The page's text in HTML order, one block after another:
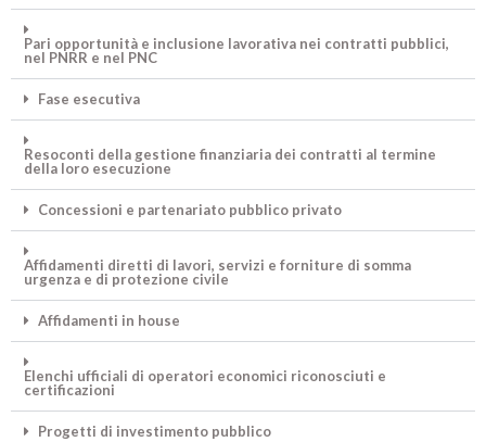
Pari opportunità e inclusione lavorativa nei contratti pubblici,
nel PNRR e nel PNC
Fase esecutiva
Resoconti della gestione finanziaria dei contratti al termine
della loro esecuzione
Concessioni e partenariato pubblico privato
Affidamenti diretti di lavori, servizi e forniture di somma
urgenza e di protezione civile
Affidamenti in house
Elenchi ufficiali di operatori economici riconosciuti e
certificazioni
Progetti di investimento pubblico